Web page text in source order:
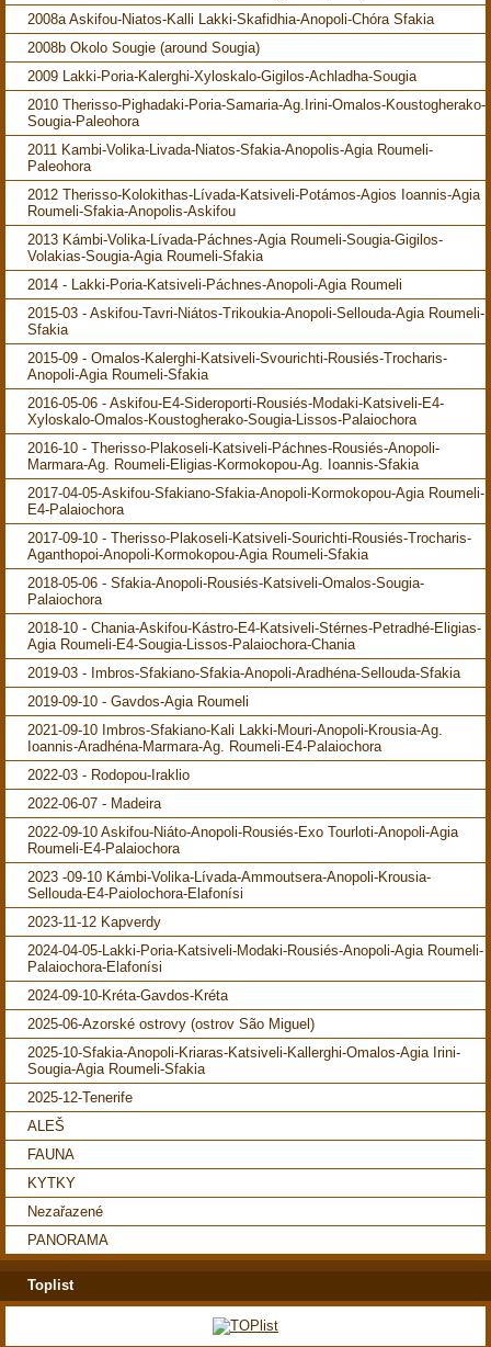
2008a Askifou-Niatos-Kalli Lakki-Skafidhia-Anopoli-Chóra Sfakia
2008b Okolo Sougie (around Sougia)
2009 Lakki-Poria-Kalerghi-Xyloskalo-Gigilos-Achladha-Sougia
2010 Therisso-Pighadaki-Poria-Samaria-Ag.Irini-Omalos-Koustogherako-
Sougia-Paleohora
2011 Kambi-Volika-Livada-Niatos-Sfakia-Anopolis-Agia Roumeli-
Paleohora
2012 Therisso-Kolokithas-Lívada-Katsiveli-Potámos-Agios Ioannis-Agia
Roumeli-Sfakia-Anopolis-Askifou
2013 Kámbi-Volika-Lívada-Páchnes-Agia Roumeli-Sougia-Gigilos-
Volakias-Sougia-Agia Roumeli-Sfakia
2014 - Lakki-Poria-Katsiveli-Páchnes-Anopoli-Agia Roumeli
2015-03 - Askifou-Tavri-Niátos-Trikoukia-Anopoli-Sellouda-Agia Roumeli-
Sfakia
2015-09 - Omalos-Kalerghi-Katsiveli-Svourichti-Rousiés-Trocharis-
Anopoli-Agia Roumeli-Sfakia
2016-05-06 - Askifou-E4-Sideroporti-Rousiés-Modaki-Katsiveli-E4-
Xyloskalo-Omalos-Koustogherako-Sougia-Lissos-Palaiochora
2016-10 - Therisso-Plakoseli-Katsiveli-Páchnes-Rousiés-Anopoli-
Marmara-Ag. Roumeli-Eligias-Kormokopou-Ag. Ioannis-Sfakia
2017-04-05-Askifou-Sfakiano-Sfakia-Anopoli-Kormokopou-Agia Roumeli-
E4-Palaiochora
2017-09-10 - Therisso-Plakoseli-Katsiveli-Sourichti-Rousiés-Trocharis-
Aganthopoi-Anopoli-Kormokopou-Agia Roumeli-Sfakia
2018-05-06 - Sfakia-Anopoli-Rousiés-Katsiveli-Omalos-Sougia-
Palaiochora
2018-10 - Chania-Askifou-Kástro-E4-Katsiveli-Stérnes-Petradhé-Eligias-
Agia Roumeli-E4-Sougia-Lissos-Palaiochora-Chania
2019-03 - Imbros-Sfakiano-Sfakia-Anopoli-Aradhéna-Sellouda-Sfakia
2019-09-10 - Gavdos-Agia Roumeli
2021-09-10 Imbros-Sfakiano-Kali Lakki-Mouri-Anopoli-Krousia-Ag.
Ioannis-Aradhéna-Marmara-Ag. Roumeli-E4-Palaiochora
2022-03 - Rodopou-Iraklio
2022-06-07 - Madeira
2022-09-10 Askifou-Niáto-Anopoli-Rousiés-Exo Tourloti-Anopoli-Agia
Roumeli-E4-Palaiochora
2023 -09-10 Kámbi-Volika-Lívada-Ammoutsera-Anopoli-Krousia-
Sellouda-E4-Paiolochora-Elafonísi
2023-11-12 Kapverdy
2024-04-05-Lakki-Poria-Katsiveli-Modaki-Rousiés-Anopoli-Agia Roumeli-
Palaiochora-Elafonísi
2024-09-10-Kréta-Gavdos-Kréta
2025-06-Azorské ostrovy (ostrov São Miguel)
2025-10-Sfakia-Anopoli-Kriaras-Katsiveli-Kallerghi-Omalos-Agia Irini-
Sougia-Agia Roumeli-Sfakia
2025-12-Tenerife
ALEŠ
FAUNA
KYTKY
Nezařazené
PANORAMA
Toplist